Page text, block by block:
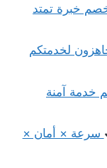
نقل اثاث بالمدينة بـ35%خصم خبرة تمتد
بـ30%خصم جاهزون لخدمتكم
ينبع بـ35%خصم خدمة آمنة
سرعة × أمان ×